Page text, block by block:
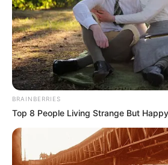
KAT. SUPERIORE
KOMBËTARJA
Emërimi i Panuçit,
BRAINBERRIES
Top 8 People Living Strange But